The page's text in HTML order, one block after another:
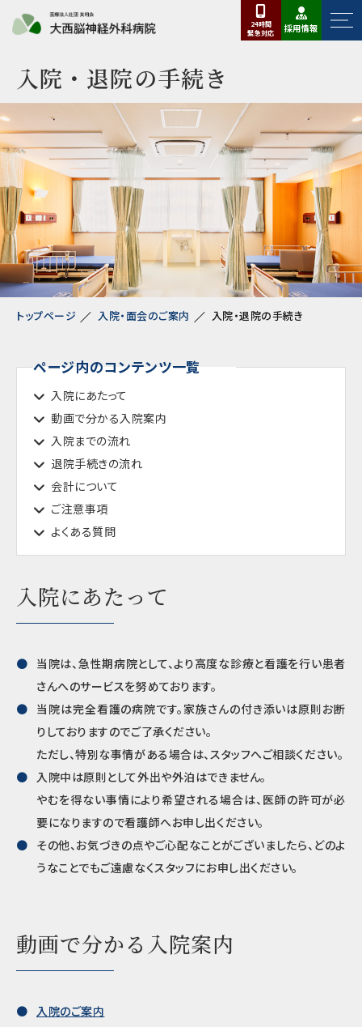
24時間
緊急対応 採用情報
入院・退院の手続き
トップページ 入院・面会のご案内 入院・退院の手続き
ページ内のコンテンツ一覧
入院にあたって
動画で分かる入院案内
入院までの流れ
退院手続きの流れ
会計について
ご注意事項
よくある質問
入院にあたって
当院は、急性期病院として、より高度な診療と看護を行い患者
さんへのサービスを努めております。
当院は完全看護の病院です。家族さんの付き添いは原則お断
りしておりますのでご了承ください。
ただし、特別な事情がある場合は、スタッフへご相談ください。
入院中は原則として外出や外泊はできません。
やむを得ない事情により希望される場合は、医師の許可が必
要になりますので看護師へお申し出ください。
その他、お気づきの点やご心配なことがございましたら、どのよ
うなことでもご遠慮なくスタッフにお申し出ください。
動画で分かる入院案内
入院のご案内